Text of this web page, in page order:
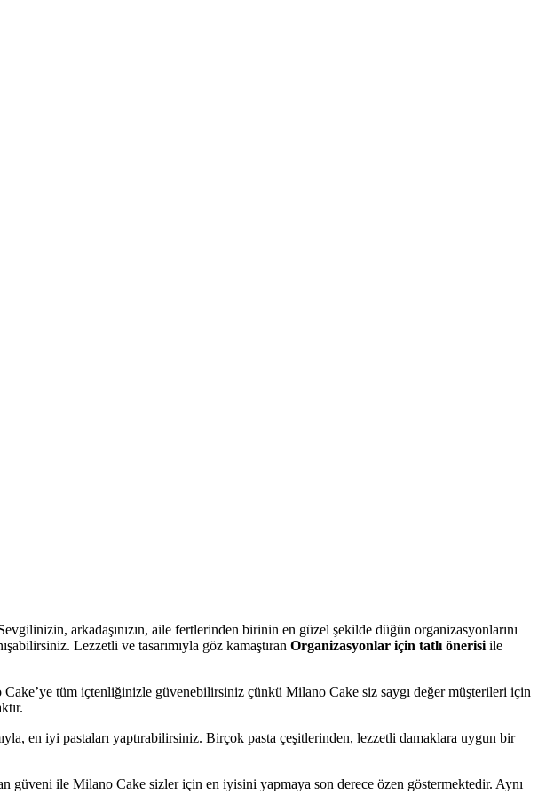
arkadaşınızın, aile fertlerinden birinin en güzel şekilde düğün organizasyonlarını
Lezzetli ve tasarımıyla göz kamaştıran Organizasyonlar için tatlı önerisi ile
tüm içtenliğinizle güvenebilirsiniz çünkü Milano Cake siz saygı değer müşterileri için
en iyi pastaları yaptırabilirsiniz. Birçok pasta çeşitlerinden, lezzetli damaklara uygun bir
güveni ile Milano Cake sizler için en iyisini yapmaya son derece özen göstermektedir. Aynı